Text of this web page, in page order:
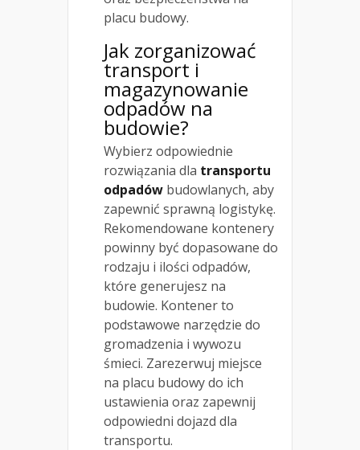
placu budowy.
Jak zorganizować
transport i
magazynowanie
odpadów na
budowie?
Wybierz odpowiednie
rozwiązania dla transportu
odpadów budowlanych, aby
zapewnić sprawną logistykę.
Rekomendowane kontenery
powinny być dopasowane do
rodzaju i ilości odpadów,
które generujesz na
budowie. Kontener to
podstawowe narzędzie do
gromadzenia i wywozu
śmieci. Zarezerwuj miejsce
na placu budowy do ich
ustawienia oraz zapewnij
odpowiedni dojazd dla
transportu.